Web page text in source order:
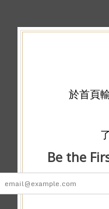
於首頁
Be the